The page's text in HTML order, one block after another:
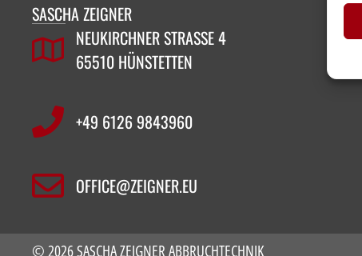
SASCHA ZEIGNER
NEUKIRCHNER STRASSE 4
65510 HÜNSTETTEN
+49 6126 9843960‬
OFFICE@ZEIGNER.EU
© 2026 SASCHA ZEIGNER ABBRUCHTECHNIK